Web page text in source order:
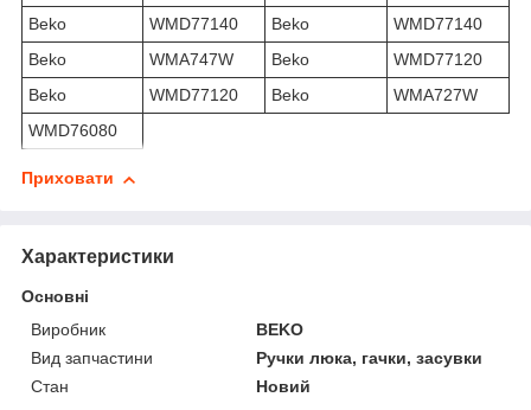
Beko
WMD77140 Beko
WMD77140
Beko
WMA747W Beko
WMD77120
Beko
WMD77120 Beko
WMA727W
WMD76080
Приховати
Характеристики
Основні
Виробник
BEKO
Вид запчастини
Ручки люка, гачки, засувки
Стан
Новий